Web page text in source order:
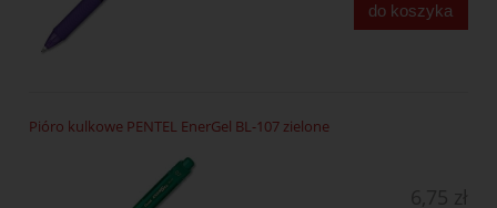
do koszyka
Pióro kulkowe PENTEL EnerGel BL-107 zielone